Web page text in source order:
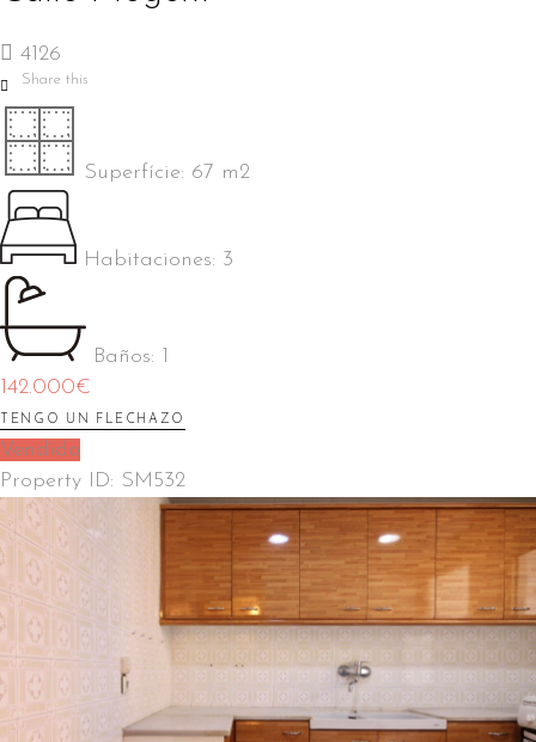
4126
Share this
Superfície: 67 m2
Habitaciones: 3
Baños: 1
142.000€
TENGO UN FLECHAZO
Vendido
Property ID: SM532